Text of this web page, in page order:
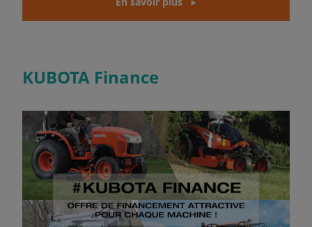
KUBOTA Finance